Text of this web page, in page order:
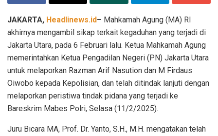
JAKARTA, Headlinews.id– Mahkamah Agung (MA) RI
akhirnya mengambil sikap terkait kegaduhan yang terjadi di
Jakarta Utara, pada 6 Februari lalu. Ketua Mahkamah Agung
memerintahkan Ketua Pengadilan Negeri (PN) Jakarta Utara
untuk melaporkan Razman Arif Nasution dan M Firdaus
Oiwobo kepada Kepolisian, dan telah ditindak lanjuti dengan
melaporkan peristiwa tindak pidana yang terjadi ke
Bareskrim Mabes Polri, Selasa (11/2/2025).
Juru Bicara MA, Prof. Dr. Yanto, S.H., M.H. mengatakan telah